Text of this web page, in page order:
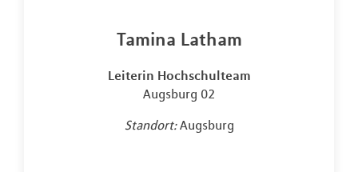
Tamina Latham
Leiterin Hochschulteam
Augsburg 02
Standort: Augsburg